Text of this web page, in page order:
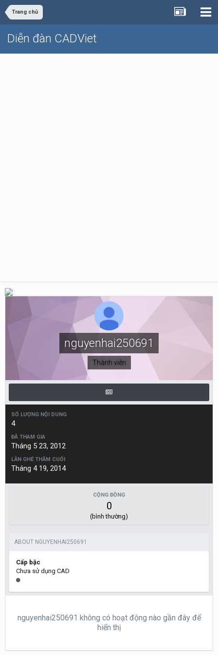
Trang chủ
Diễn đàn CADViet
nguyenhai250691
Thành viên
SỐ LƯỢNG NỘI DUNG
4
ĐÃ THAM GIA
Tháng 5 23, 2012
LẦN GHÉ THĂM CUỐI
Tháng 4 19, 2014
CỘNG ĐỒNG
0
(bình thường)
ABOUT NGUYENHAI250691
Cấp bậc
Chưa sử dụng CAD
nguyenhai250691 không có hoạt động nào gần đây để
hiển thị